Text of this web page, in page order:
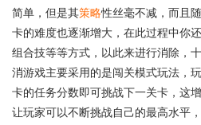
简单，但是其策略性丝毫不减，而且
卡的难度也逐渐增大，在此过程中你
组合技等等方式，以此来进行消除，
消游戏主要采用的是闯关模式玩法，
卡的任务分数即可挑战下一关卡，这
让玩家可以不断挑战自己的最高水平